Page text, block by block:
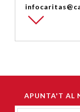
APUNTA'T AL